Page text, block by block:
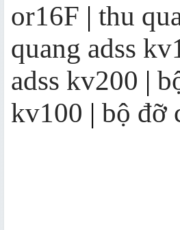
or16F | thu
quang adss
adss kv200 |
kv100 | bộ đỡ